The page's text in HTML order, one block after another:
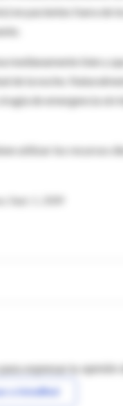
en pacientes fuera de
medianamente bien y
de la noche.
de emergencia sin
utilizar los recursos
Sept. 1, 2009
expresar tu opinión
a IntraMed